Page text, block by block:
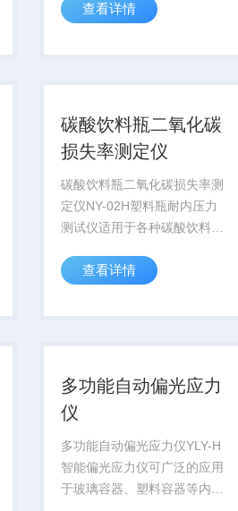
密封性能，是食品、塑料软包
理想的密封试验检测仪器。
查看详情
碳酸饮料瓶二氧化碳
损失率测定仪
碳酸饮料瓶二氧化碳损失率测
定仪NY-02H塑料瓶耐内压力
测试仪适用于各种碳酸饮料
破试验，产品依据QB/T（聚
酸饮料瓶标准中对耐内压试验
查看详情
多功能自动偏光应力
仪
多功能自动偏光应力仪YLY-H
智能偏光应力仪可广泛的应用
于玻璃容器、塑料容器等内应